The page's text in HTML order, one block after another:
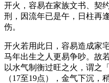
开火，容易在家族文书、契
刑，因流年已是午，日柱再
伤。
开火若用此日，容易造成家
马年出生之人更易争吵。故
以水气制衡过旺之火，谓之
（17至19点），金气下沉，